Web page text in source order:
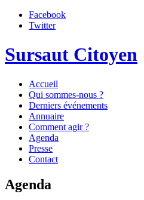
Facebook
Twitter
Sursaut Citoyen
Accueil
Qui sommes-nous ?
Derniers événements
Annuaire
Comment agir ?
Agenda
Presse
Contact
Agenda